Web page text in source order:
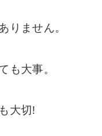
りません。
も大事。
大切!